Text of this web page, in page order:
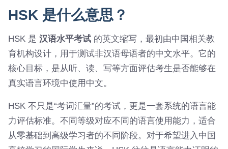
HSK 是什么意思？
HSK 是 汉语水平考试 的英文缩写，最初由中国相关教
育机构设计，用于测试非汉语母语者的中文水平。它的
核心目标，是从听、读、写等方面评估考生是否能够在
真实语言环境中使用中文。
HSK 不只是“考词汇量”的考试，更是一套系统的语言能
力评估标准。不同等级对应不同的语言使用能力，适合
从零基础到高级学习者的不同阶段。对于希望进入中国